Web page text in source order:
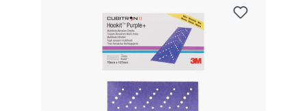
Ausgezeichnete Abtragsleistung beim Nass- und
Trockenschliff Griffiges Material sorgt für eine
leichtere Handhabung und macht Zubehör
überflüssig. Neues und einzigartiges Gefühl beim
Schleifen. Wirtschaftliche Handschleiflösung mit
überragender Leistung. Verbessert nachweislich
die Produktivität bei zahlreichen
Handschleifanwendungen Inhalt: 20 Streifen pro
Rolle Erhältlich in den Körnungen: P320, P400,